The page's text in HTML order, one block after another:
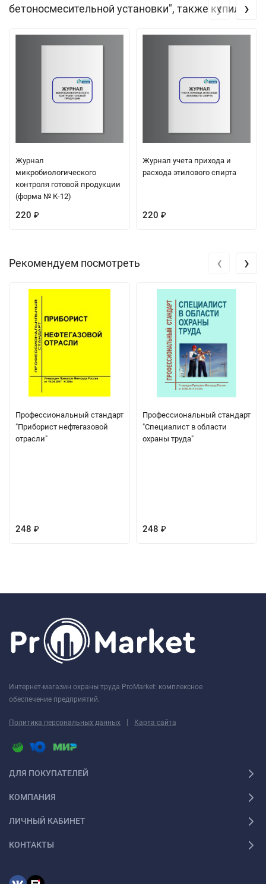
бетоносмесительной установки", также купили
Журнал
микробиологического
контроля готовой продукции
(форма № К-12)
220 ₽
Журнал учета прихода и
расхода этилового спирта
220 ₽
‹ ›
Рекомендуем посмотреть
Профессиональный стандарт
"Приборист нефтегазовой
отрасли"
248 ₽
Профессиональный стандарт
"Специалист в области
охраны труда"
248 ₽
‹ ›
Интернет-магазин охраны труда ProMarket: комплексное
обеспечение предприятий.
Политика персональных данных | Карта сайта
ДЛЯ ПОКУПАТЕЛЕЙ
КОМПАНИЯ
ЛИЧНЫЙ КАБИНЕТ
КОНТАКТЫ